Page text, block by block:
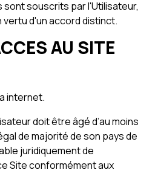
sont souscrits par l'Utilisateur,
vertu d'un accord distinct.
AU SITE
internet.
doit être âgé d’au moins
de majorité de son pays de
juridiquement de
Site conformément aux